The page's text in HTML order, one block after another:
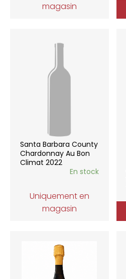
magasin
Santa Barbara County
Chardonnay Au Bon
Climat 2022
En stock
Uniquement en
magasin